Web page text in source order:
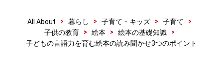
All About > 暮らし > 子育て・キッズ > 子育て
>
子供の教育
> 絵本 > 絵本の基礎知識
>
子どもの言語力を育む絵本の読み聞かせ3つのポイント